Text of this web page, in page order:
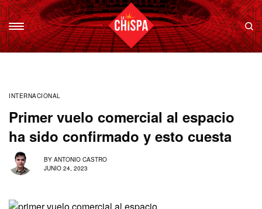
INTERNACIONAL
Primer vuelo comercial al espacio
ha sido confirmado y esto cuesta
BY ANTONIO CASTRO
JUNIO 24, 2023